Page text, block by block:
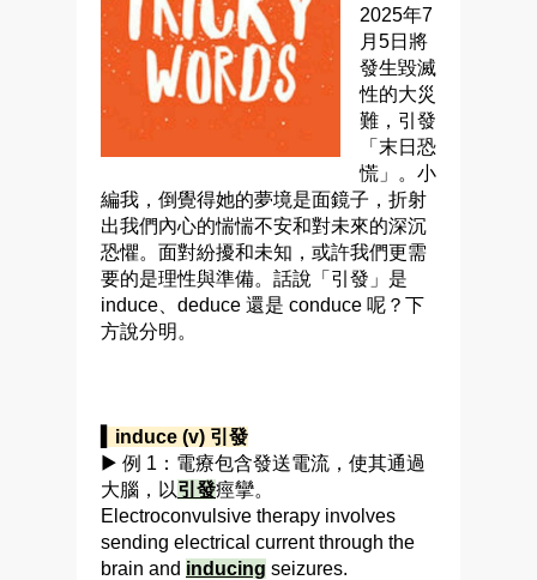
2025年7
月5日將
發生毀滅
性的大災
難，引發
「末日恐
慌」。小
編我，倒覺得她的夢境是面鏡子，折射
出我們內心的惴惴不安和對未來的深沉
恐懼。面對紛擾和未知，或許我們更需
要的是理性與準備。話說「引發」是
induce、deduce 還是 conduce 呢？下
方說分明。
▍induce (v) 引發
▶ 例 1：電療包含發送電流，使其通過
大腦，以引發痙攣。
Electroconvulsive therapy involves
sending electrical current through the
brain and inducing seizures.